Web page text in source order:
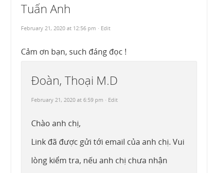
Tuấn Anh
February 21, 2020 at 12:56 pm · Edit
Cảm ơn bạn, such đáng đọc !
Đoàn, Thoại M.D
February 21, 2020 at 6:59 pm · Edit
Chào anh chị,
Link đã được gửi tới email của anh chị. Vui
lòng kiểm tra, nếu anh chị chưa nhận